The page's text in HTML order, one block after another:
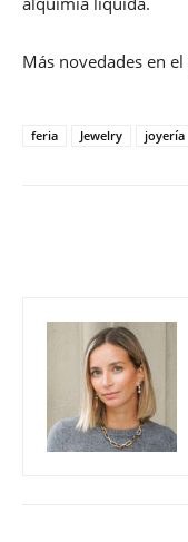
Más novedades en
feria Jewelry joyería